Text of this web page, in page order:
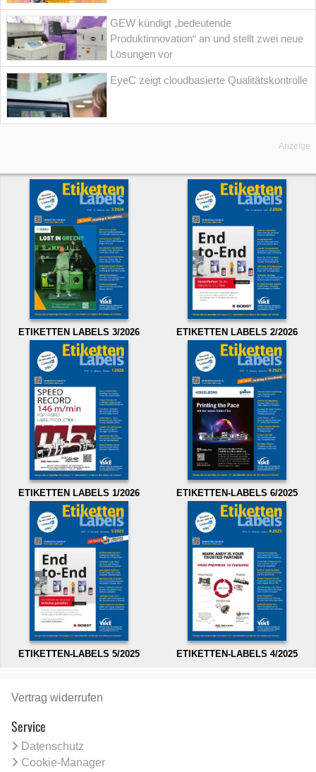
GEW kündigt „bedeutende
Produktinnovation“ an und stellt zwei neue
Lösungen vor
EyeC zeigt cloudbasierte Qualitätskontrolle
Anzeige
ETIKETTEN LABELS 3/2026 ETIKETTEN LABELS 2/2026
ETIKETTEN LABELS 1/2026 ETIKETTEN-LABELS 6/2025
ETIKETTEN-LABELS 5/2025 ETIKETTEN-LABELS 4/2025
Vertrag widerrufen
Service
Datenschutz
Cookie-Manager